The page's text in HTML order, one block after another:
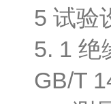
5 试验
5. 1 绝
GB/T